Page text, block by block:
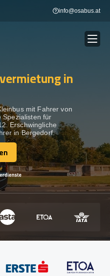
info@osabus.at
Show dropdown
in
mit Fahrer von
Spezialisten für
Erschwingliche
in Bergedorf.